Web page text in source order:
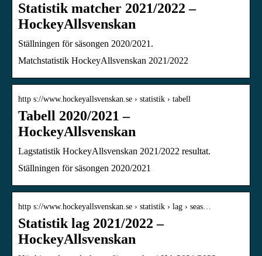
Statistik matcher 2021/2022 –
HockeyAllsvenskan
Ställningen för säsongen 2020/2021.
Matchstatistik HockeyAllsvenskan 2021/2022
http s://www.hockeyallsvenskan.se › statistik › tabell
Tabell 2020/2021 –
HockeyAllsvenskan
Lagstatistik HockeyAllsvenskan 2021/2022 resultat.
Ställningen för säsongen 2020/2021
http s://www.hockeyallsvenskan.se › statistik › lag › seas…
Statistik lag 2021/2022 –
HockeyAllsvenskan